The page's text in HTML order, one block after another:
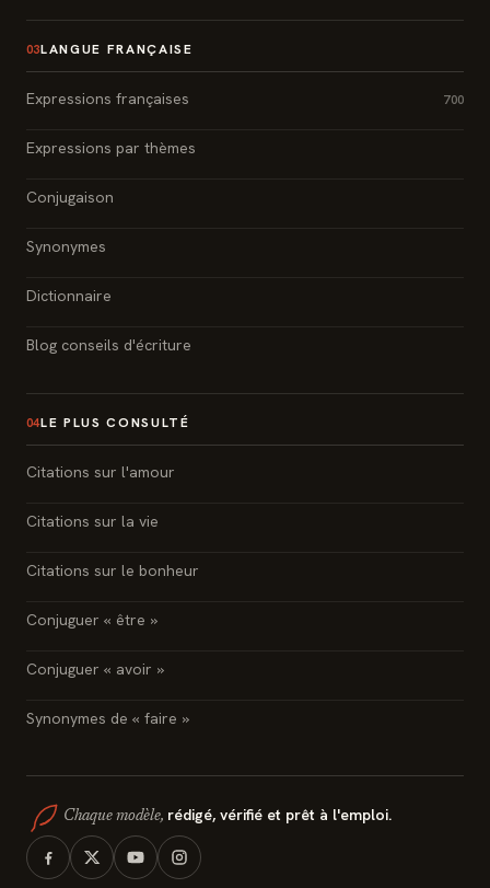
03LANGUE FRANÇAISE
Expressions françaises 700
Expressions par thèmes
Conjugaison
Synonymes
Dictionnaire
Blog conseils d'écriture
04LE PLUS CONSULTÉ
Citations sur l'amour
Citations sur la vie
Citations sur le bonheur
Conjuguer « être »
Conjuguer « avoir »
Synonymes de « faire »
Chaque modèle, rédigé, vérifié et prêt à l'emploi.